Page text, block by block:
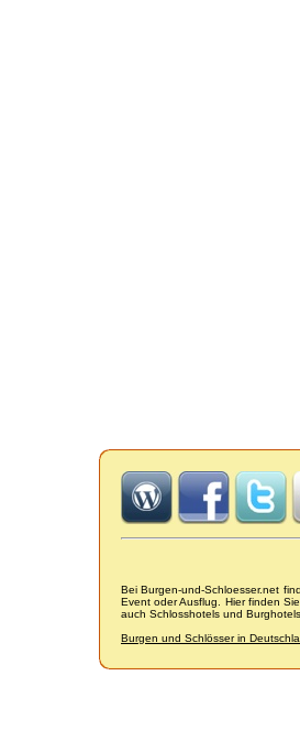
Bei Burgen-und-Schloesser.net
Event oder Ausflug. Hier finden
auch Schlosshotels und
Burgen und Schlösser in